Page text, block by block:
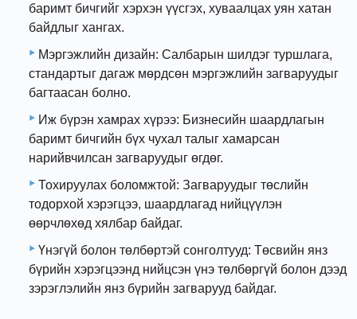
баримт бичгийг хэрхэн үүсгэх, хуваалцах уян хатан
байдлыг хангах.
Мэргэжлийн дизайн: Салбарын шилдэг туршлага,
стандартыг дагаж мөрдсөн мэргэжлийн загваруудыг
багтаасан болно.
Иж бүрэн хамрах хүрээ: Бизнесийн шаардлагын
баримт бичгийн бүх чухал талыг хамарсан
нарийвчилсан загваруудыг өгдөг.
Тохируулах боломжтой: Загваруудыг төслийн
тодорхой хэрэгцээ, шаардлагад нийцүүлэн
өөрчлөхөд хялбар байдаг.
Үнэгүй болон төлбөртэй сонголтууд: Төсвийн янз
бүрийн хэрэгцээнд нийцсэн үнэ төлбөргүй болон дээд
зэрэглэлийн янз бүрийн загварууд байдаг.